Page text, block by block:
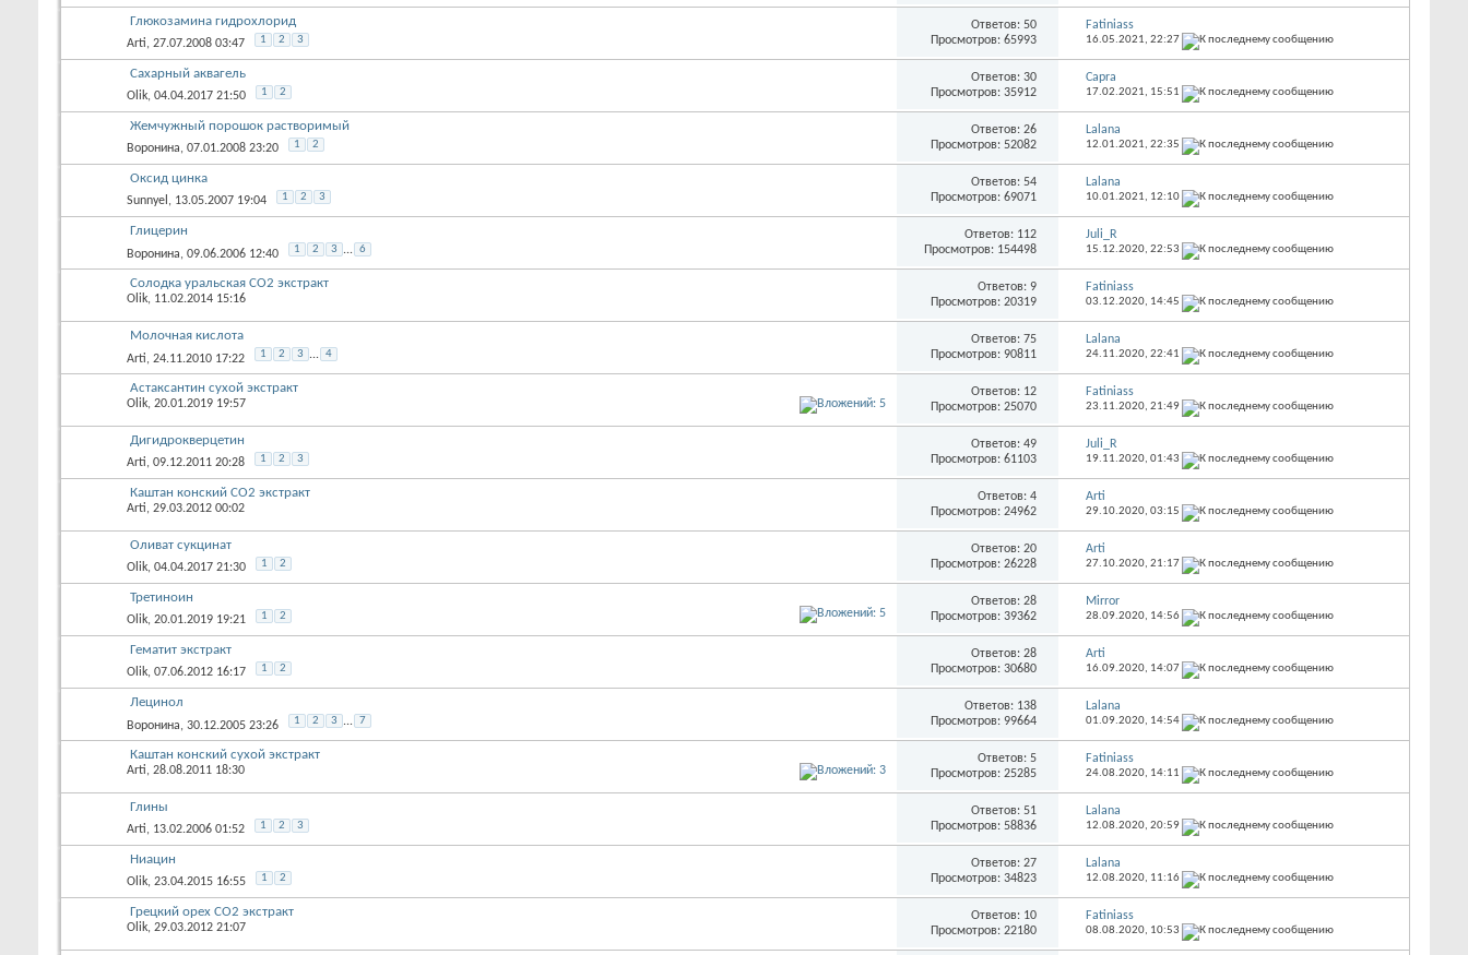
Глюкозамина гидрохлорид
Arti, 27.07.2008 03:47 1 2 3
Ответов: 50
Просмотров: 65993
Fatiniass
16.05.2021, 22:27
Сахарный аквагель
Olik, 04.04.2017 21:50 1 2
Ответов: 30
Просмотров: 35912
Capra
17.02.2021, 15:51
Жемчужный порошок растворимый
Воронина, 07.01.2008 23:20 1 2
Ответов: 26
Просмотров: 52082
Lalana
12.01.2021, 22:35
Оксид цинка
Sunnyel , 13.05.2007 19:04 1 2 3
Ответов: 54
Просмотров: 69071
Lalana
10.01.2021, 12:10
Глицерин
Воронина, 09.06.2006 12:40 1 2 3 ... 6
Ответов: 112
Просмотров: 154498
Juli_R
15.12.2020, 22:53
Солодка уральская СО2 экстракт
Olik, 11.02.2014 15:16
Ответов: 9
Просмотров: 20319
Fatiniass
03.12.2020, 14:45
Молочная кислота
Arti, 24.11.2010 17:22 1 2 3 ... 4
Ответов: 75
Просмотров: 90811
Lalana
24.11.2020, 22:41
Астаксантин сухой экстракт
Olik, 20.01.2019 19:57
Ответов: 12
Просмотров: 25070
Fatiniass
23.11.2020, 21:49
Дигидрокверцетин
Arti, 09.12.2011 20:28 1 2 3
Ответов: 49
Просмотров: 61103
Juli_R
19.11.2020, 01:43
Каштан конский СО2 экстракт
Arti, 29.03.2012 00:02
Ответов: 4
Просмотров: 24962
Arti
29.10.2020, 03:15
Оливат сукцинат
Olik, 04.04.2017 21:30 1 2
Ответов: 20
Просмотров: 26228
Arti
27.10.2020, 21:17
Третиноин
Olik, 20.01.2019 19:21 1 2
Ответов: 28
Просмотров: 39362
Mirror
28.09.2020, 14:56
Гематит экстракт
Olik, 07.06.2012 16:17 1 2
Ответов: 28
Просмотров: 30680
Arti
16.09.2020, 14:07
Лецинол
Воронина, 30.12.2005 23:26 1 2 3 ... 7
Ответов: 138
Просмотров: 99664
Lalana
01.09.2020, 14:54
Каштан конский сухой экстракт
Arti, 28.08.2011 18:30
Ответов: 5
Просмотров: 25285
Fatiniass
24.08.2020, 14:11
Глины
Arti, 13.02.2006 01:52 1 2 3
Ответов: 51
Просмотров: 58836
Lalana
12.08.2020, 20:59
Ниацин
Olik, 23.04.2015 16:55 1 2
Ответов: 27
Просмотров: 34823
Lalana
12.08.2020, 11:16
Грецкий орех СО2 экстракт
Olik, 29.03.2012 21:07
Ответов: 10
Просмотров: 22180
Fatiniass
08.08.2020, 10:53